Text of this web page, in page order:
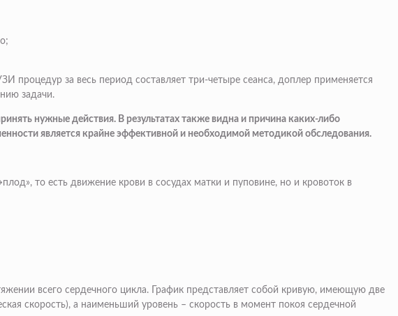
процедур за весь период составляет три-четыре сеанса, доплер применяется
задачи.
нужные действия. В результатах также видна и причина каких-либо
является крайне эффективной и необходимой методикой обследования.
то есть движение крови в сосудах матки и пуповине, но и кровоток в
всего сердечного цикла. График представляет собой кривую, имеющую две
скорость), а наименьший уровень – скорость в момент покоя сердечной